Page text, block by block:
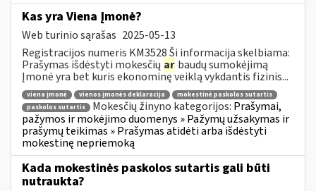
Kas yra Viena Įmonė?
Web turinio sąrašas 2025-05-13
Registracijos numeris KM3528 Ši informacija skelbiama:
Prašymas išdėstyti mokesčių ar baudų sumokėjimą
Įmonė yra bet kuris ekonominę veiklą vykdantis fizinis...
viena įmonė vienos įmonės deklaracija
mokestinė paskolos sutartis
paskolos sutartis
Mokesčių žinyno kategorijos: Prašymai,
pažymos ir mokėjimo duomenys » Pažymų užsakymas ir
prašymų teikimas » Prašymas atidėti arba išdėstyti
mokestinę nepriemoką
Kada mokestinės paskolos sutartis gali būti
nutraukta?